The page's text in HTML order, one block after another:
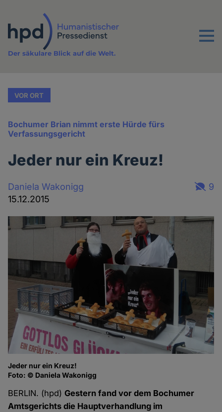
Inhalt
Menu
Der säkulare Blick auf die Welt.
VOR ORT
Bochumer Brian nimmt erste Hürde fürs
Verfassungsgericht
Jeder nur ein Kreuz!
Daniela Wakonigg
15.12.2015
9
Jeder nur ein Kreuz!
Foto: © Daniela Wakonigg
BERLIN. (hpd)Gestern fand vor dem Bochumer
Amtsgerichts die Hauptverhandlung im